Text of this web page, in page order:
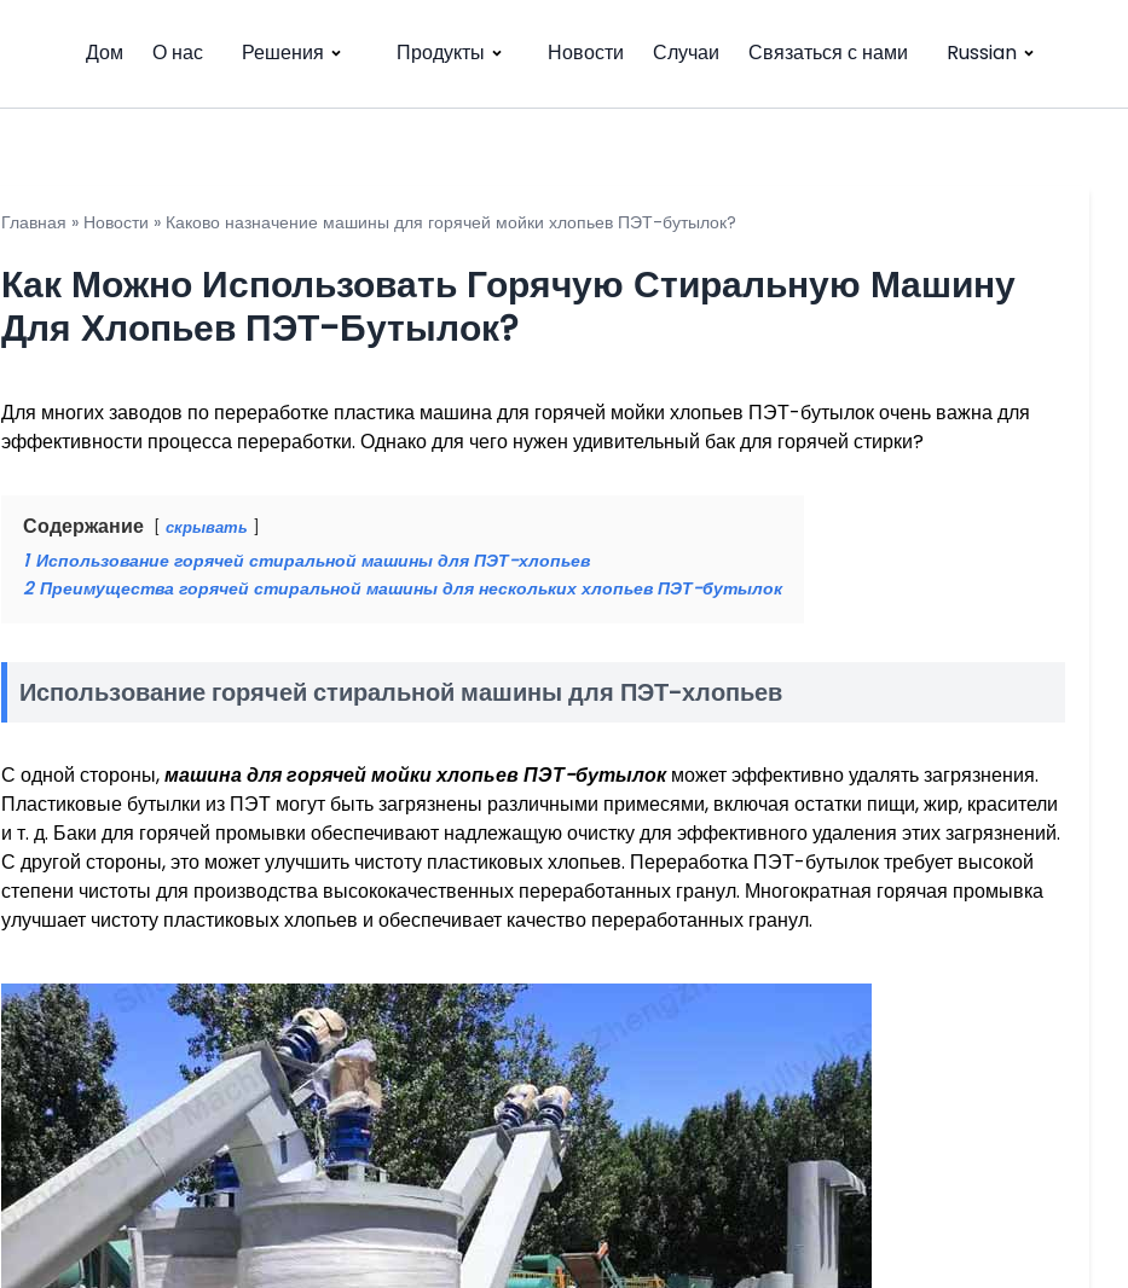
Дом О нас Решения Продукты Новости Случаи Связаться с нами Russian
Главная » Новости » Каково назначение машины для горячей мойки хлопьев ПЭТ-бутылок?
Как Можно Использовать Горячую Стиральную Машину
Для Хлопьев ПЭТ-Бутылок?
Для многих заводов по переработке пластика машина для горячей мойки хлопьев ПЭТ-бутылок очень важна для
эффективности процесса переработки. Однако для чего нужен удивительный бак для горячей стирки?
Содержание скрывать
1 Использование горячей стиральной машины для ПЭТ-хлопьев
2 Преимущества горячей стиральной машины для нескольких хлопьев ПЭТ-бутылок
Использование горячей стиральной машины для ПЭТ-хлопьев
С одной стороны,машина для горячей мойки хлопьев ПЭТ-бутылокможет эффективно удалять загрязнения.
Пластиковые бутылки из ПЭТ могут быть загрязнены различными примесями, включая остатки пищи, жир, красители
и т. д. Баки для горячей промывки обеспечивают надлежащую очистку для эффективного удаления этих загрязнений.
С другой стороны, это может улучшить чистоту пластиковых хлопьев. Переработка ПЭТ-бутылок требует высокой
степени чистоты для производства высококачественных переработанных гранул. Многократная горячая промывка
улучшает чистоту пластиковых хлопьев и обеспечивает качество переработанных гранул.